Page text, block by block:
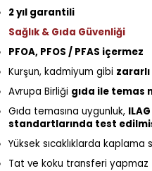
2 yıl garantili
Sağlık & Gıda Güvenliği
PFOA, PFOS / PFAS içermez
Kurşun, kadmiyum gibi
Avrupa Birliği gıda ile temas
Gıda temasına uygunluk,
standartlarında test
Yüksek sıcaklıklarda
Tat ve koku transferi yapmaz